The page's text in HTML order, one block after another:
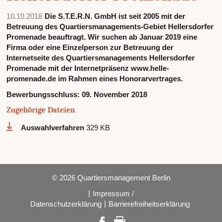
10.10.2018 Die S.T.E.R.N. GmbH ist seit 2005 mit der
Betreuung des Quartiersmanagements-Gebiet Hellersdorfer
Promenade beauftragt. Wir suchen ab Januar 2019 eine
Firma oder eine Einzelperson zur Betreuung der
Internetseite des Quartiersmanagements Hellersdorfer
Promenade mit der Internetpräsenz www.helle-
promenade.de im Rahmen eines Honorarvertrages.
Bewerbungsschluss: 09. November 2018
Zugehörige Dateien
Auswahlverfahren 329 KB
© 2026 Quartiersmanagement Berlin
| Impressum /
Datenschutzerklärung | Barrierefreiheitserklärung